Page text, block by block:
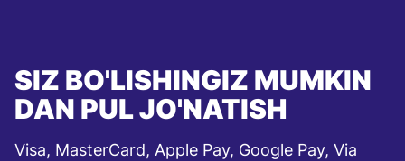
SIZ BO'LISHINGIZ MUMKIN
DAN PUL JO'NATISH
Visa, MasterCard, Apple Pay, Google Pay, Via